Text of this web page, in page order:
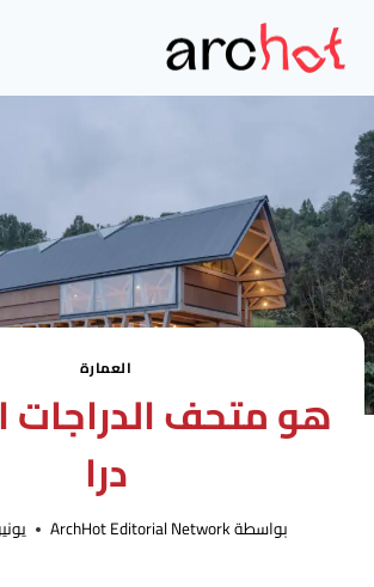
المحتوى
العمارة
هو متحف الدراجات
درا
بواسطةArchHot Editorial Network يونيو